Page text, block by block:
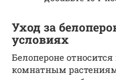
Уход за
условиях
Белопероне
комнатным